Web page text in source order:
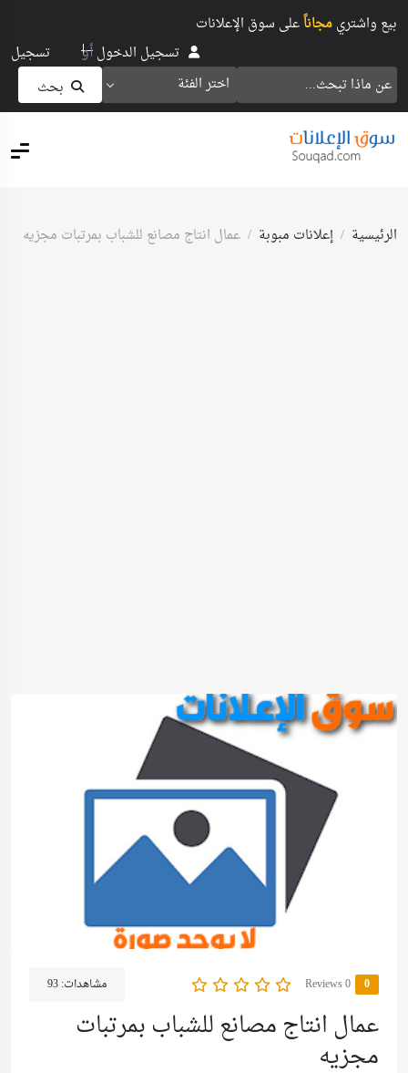
بيع واشتريمجاناًعلى سوق الإعلانات
اختر الفئة بحث
تسجيل الدخولأو تسجيل
الرئيسية إعلانات مبوبة عمال انتاج مصانع للشباب بمرتبات مجزيه
0
0 Reviews مشاهدات:93
عمال انتاج مصانع للشباب بمرتبات
مجزيه